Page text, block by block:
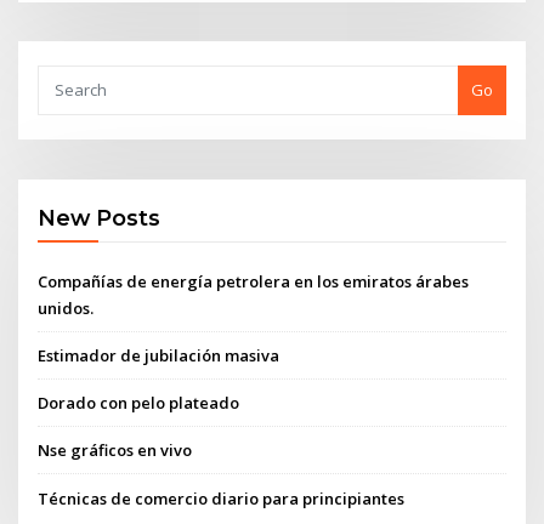
Go
New Posts
Compañías de energía petrolera en los emiratos árabes
unidos.
Estimador de jubilación masiva
Dorado con pelo plateado
Nse gráficos en vivo
Técnicas de comercio diario para principiantes